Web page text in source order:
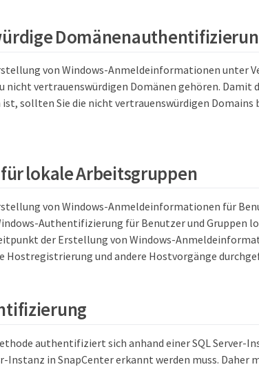
von Windows-Anmeldeinformationen unter
nicht vertrauenswürdigen Domänen gehören. Damit
sollten Sie die nicht vertrauenswürdigen Domains
lokale Arbeitsgruppen
von Windows-Anmeldeinformationen für
Authentifizierung für Benutzer und Gruppen
der Erstellung von Windows-
Hostregistrierung und andere Hostvorgänge
authentifiziert sich anhand einer SQL Server-
Instanz in SnapCenter erkannt werden muss. Daher